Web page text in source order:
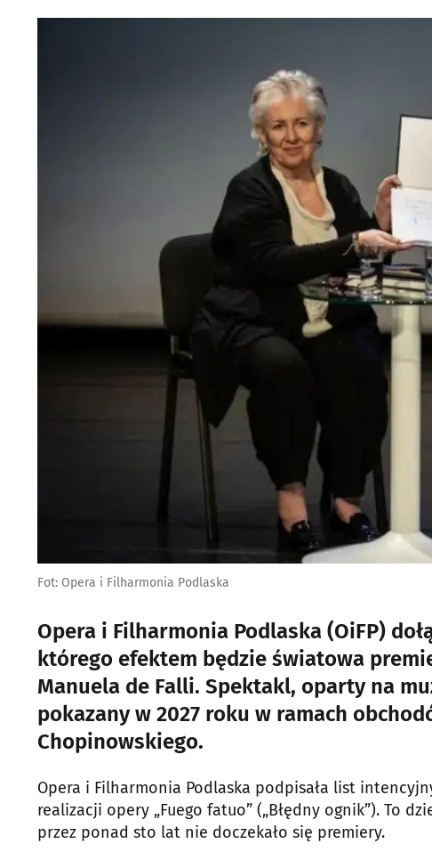
Fot: Opera i Filharmonia Podlaska
Opera i Filharmonia Podlaska (OiFP)
którego efektem będzie światowa
Manuela de Falli. Spektakl, oparty na
pokazany w 2027 roku w ramach
Chopinowskiego.
Opera i Filharmonia Podlaska podpisała list
realizacji opery „Fuego fatuo” („Błędny ognik”). To
przez ponad sto lat nie doczekało się premiery.